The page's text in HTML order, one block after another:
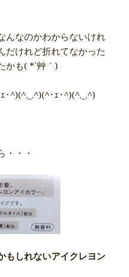
んなのかわからないけれ
だけれど折れてなかった
かも( *´艸｀)
･^)(^._.^)(^･ｪ･^)(^._.^)
・・・
もしれないアイクレヨン